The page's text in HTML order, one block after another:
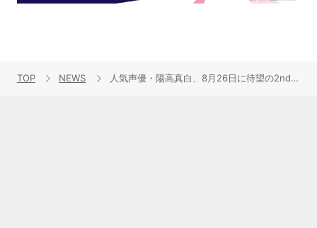
TOP NEWS 人気声優・陽高真白、8月26日に待望の2ndシングル「Sugar Gravity」をリリース！